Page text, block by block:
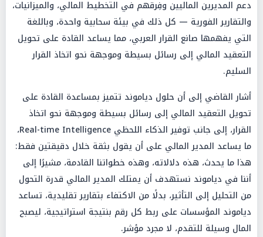
دعم المديرين الماليين وفِرقهم في التخطيط المالي، والميزانيات،
والتقارير الفورية — كل ذلك في بيئة سحابية واحدة، وباللغة
التي يفهمها صانع القرار العربي، مما يساعد القادة على تحويل
التعقيد المالي إلى رسائل بسيطة وموجهة نحو اتخاذ القرار
السليم.
أشار القاضي إلى أن حلول دياموند تتميز بمساعدة القادة على
تحويل التعقيد المالي إلى رسائل بسيطة وموجهة نحو اتخاذ
القرار، إلى جانب توفير الذكاء اللحظي Real-time Intelligence،
ما يساعد المدير المالي على أن يقول بثقة خلال دقيقتين فقط:
هذا ما يحدث، هذه دلالاته، وهذه خطواتنا القادمة، مشيرًا إلى
أننا في دياموند نستهدف أن يمتلك المدير المالي قدرة التحول
من التحليل إلى التأثير، بدلًا من الاكتفاء بتقارير تقليدية، تساعد
دياموند المؤسسات على ربط كل رقم بنتيجة استراتيجية، ليصبح
المال وسيلة للتقدم، لا مجرد مؤشر.